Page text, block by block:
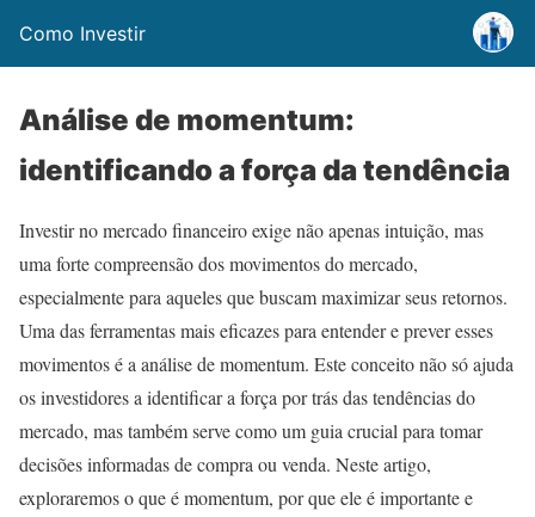
Como Investir
Análise de momentum:
identificando a força da tendência
Investir no mercado financeiro exige não apenas intuição, mas
uma forte compreensão dos movimentos do mercado,
especialmente para aqueles que buscam maximizar seus retornos.
Uma das ferramentas mais eficazes para entender e prever esses
movimentos é a análise de momentum. Este conceito não só ajuda
os investidores a identificar a força por trás das tendências do
mercado, mas também serve como um guia crucial para tomar
decisões informadas de compra ou venda. Neste artigo,
exploraremos o que é momentum, por que ele é importante e